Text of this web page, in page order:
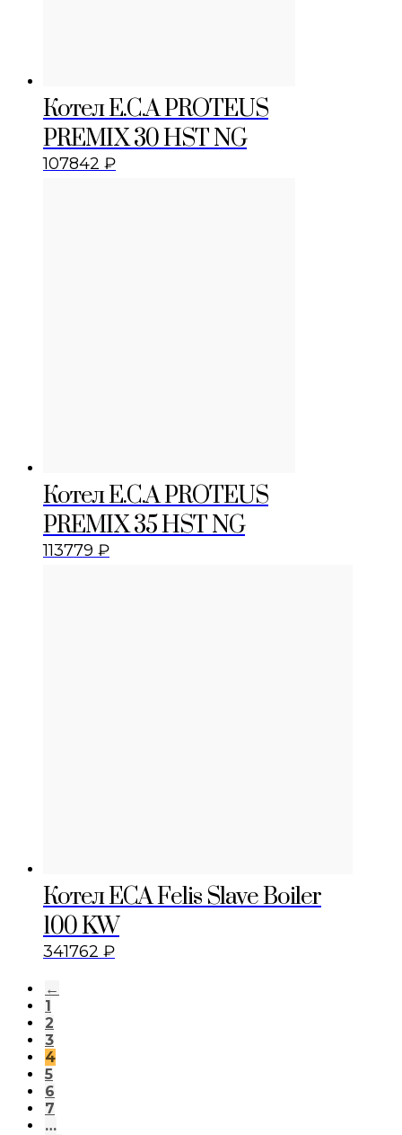
Котел E.C.A PROTEUS
PREMIX 30 HST NG
107842 ₽
Котел E.C.A PROTEUS
PREMIX 35 HST NG
113779 ₽
Котел ECA Felis Slave Boiler
100 KW
341762 ₽
←
1
2
3
4
5
6
7
…